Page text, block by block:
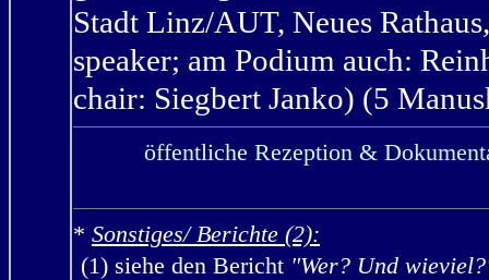
Stadt Linz/AUT, Neues
speaker; am Podium auch:
chair: Siegbert Janko) (5
öffentliche Rezeption &
* Sonstiges/ Berichte (2):
(1) siehe den Bericht "Wer? Und